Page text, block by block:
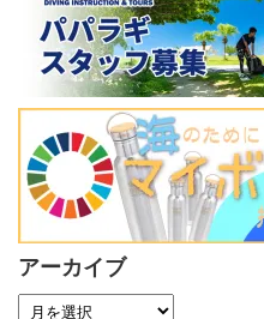
アーカイブ